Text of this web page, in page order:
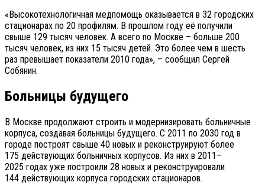
«Высокотехнологичная медпомощь оказывается в 32 городских
стационарах по 20 профилям. В прошлом году её получили
свыше 129 тысяч человек. А всего по Москве – больше 200
тысяч человек, из них 15 тысяч детей. Это более чем в шесть
раз превышает показатели 2010 года», – сообщил Сергей
Собянин.
Больницы будущего
В Москве продолжают строить и модернизировать больничные
корпуса, создавая больницы будущего. С 2011 по 2030 год в
городе построят свыше 40 новых и реконструируют более
175 действующих больничных корпусов. Из них в 2011–
2025 годах уже построили 28 новых и реконструировали
144 действующих корпуса городских стационаров.